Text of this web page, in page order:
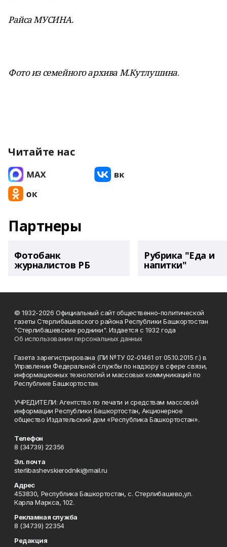
Райса МУСИНА.
Фото из семейного архива М.Кутлушина.
Читайте нас
Партнеры
Фотобанк
журналистов РБ
Рубрика "Еда и
напитки"
© 1932-2026 Официальный сайт общественно-политической
газеты Стерлибашевского района Республики Башкортостан
"Стерлибашевские родники". Издается с 1932 года
Об использовании персональных данных
Газета зарегистрирована (ПИ №ТУ 02-01461 от 05.10.2015 г.) в
Управлении Федеральной службы по надзору в сфере связи,
информационных технологий и массовых коммуникаций по
Республике Башкортостан.
УЧРЕДИТЕЛИ: Агентство по печати и средствам массовой
информации Республики Башкортостан, Акционерное
общество Издательский дом «Республика Башкортостан».
Телефон
8 (34739) 22356
Эл. почта
sterlibashevskierodniki@mail.ru
Адрес
453830, Республика Башкортостан, c. Стерлибашево,ул.
Карла Маркса, 102.
Рекламная служба
8 (34739) 22354
Редакция